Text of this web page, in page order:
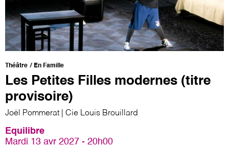
Théâtre En Famille
Les Petites Filles modernes (titre
provisoire)
Joël Pommerat | Cie Louis Brouillard
Equilibre
Mardi 13 avr 2027 - 20h00